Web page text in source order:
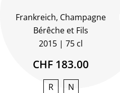
Frankreich, Champagne
Bérêche et Fils
2015
75 cl
CHF 183.00
R N